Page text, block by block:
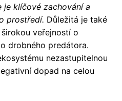
je klíčové zachování a
prostředí. Důležitá je také
veřejností o
drobného predátora.
nezastupitelnou
dopad na celou